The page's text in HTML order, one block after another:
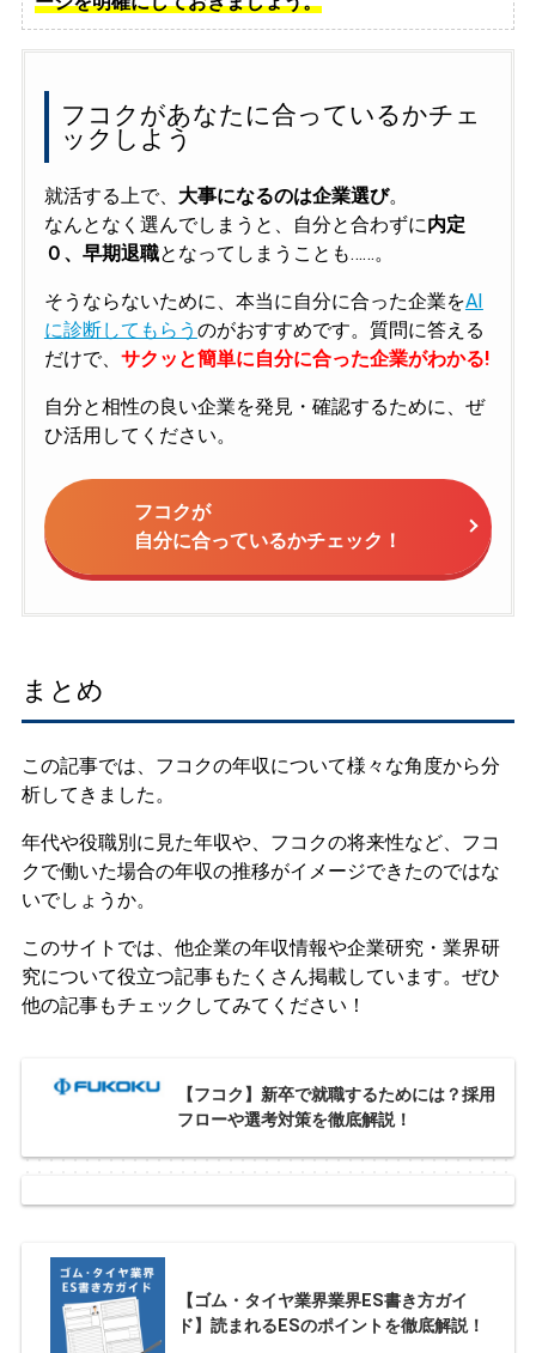
フコクがあなたに合っているかチェ
ックしよう
就活する上で、 大事になるのは企業選び。
なんとなく選んでしまうと、自分と合わずに内定
０、早期退職となってしまうことも……。
そうならないために、本当に自分に合った企業をAI
に診断してもらう のがおすすめです。質問に答える
だけで、 サクッと簡単に自分に合った企業がわかる!
自分と相性の良い企業を発見・確認するために、ぜ
ひ活用してください。
フコクが
自分に合っているかチェック！
まとめ
この記事では、フコクの年収について様々な角度から分
析してきました。
年代や役職別に見た年収や、フコクの将来性など、フコ
クで働いた場合の年収の推移がイメージできたのではな
いでしょうか。
このサイトでは、他企業の年収情報や企業研究・業界研
究について役立つ記事もたくさん掲載しています。ぜひ
他の記事もチェックしてみてください！
【フコク】新卒で就職するためには？採用
フローや選考対策を徹底解説！
【ゴム・タイヤ業界業界ES書き方ガイ
ド】読まれるESのポイントを徹底解説！